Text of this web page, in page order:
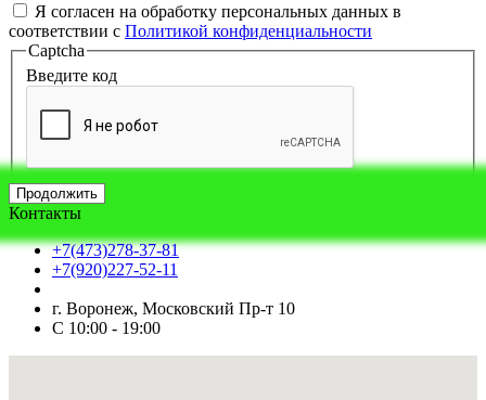
Я согласен на обработку персональных данных в
соответствии с Политикой конфиденциальности
Captcha
Введите код
Продолжить
Контакты
+7(473)278-37-81
+7(920)227-52-11
г. Воронеж, Московский Пр-т 10
С 10:00 - 19:00